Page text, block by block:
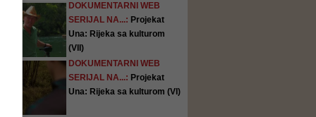
DOKUMENTARNI WEB
SERIJAL NA...: Projekat
Una: Rijeka sa kulturom
(VII)
DOKUMENTARNI WEB
SERIJAL NA...: Projekat
Una: Rijeka sa kulturom (VI)